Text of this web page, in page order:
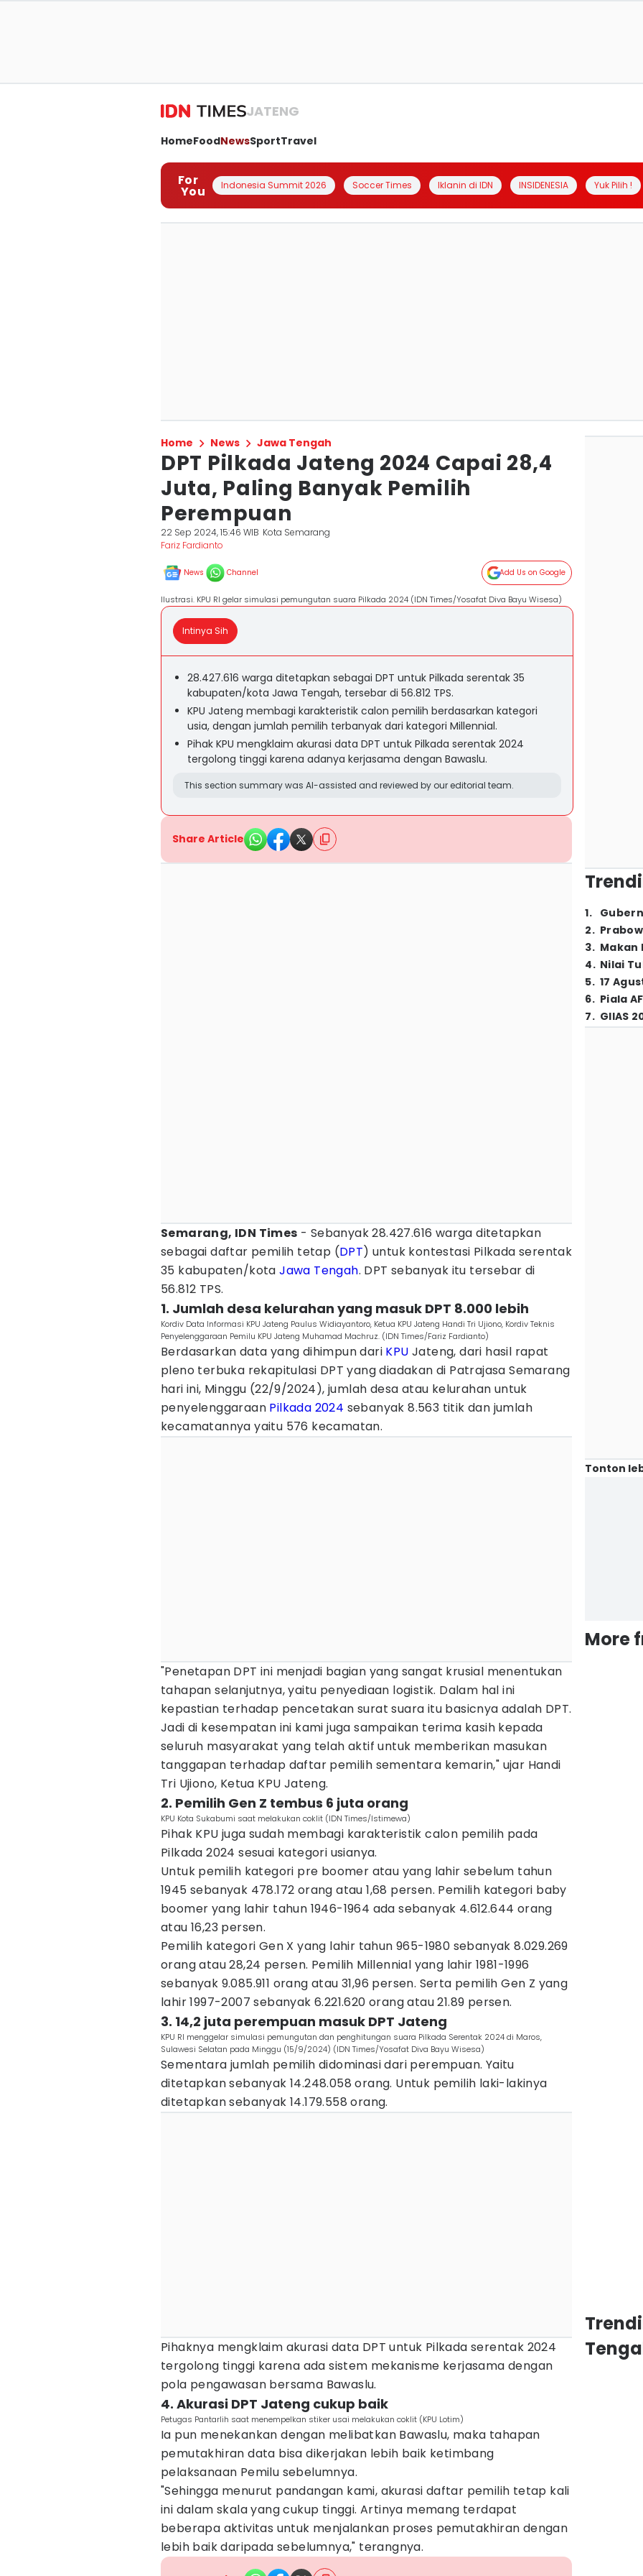
JATENG
HomeFoodNewsSportTravel
For
You Indonesia Summit 2026 Soccer Times Iklanin di IDN INSIDENESIA Yuk Pilih !
Home News Jawa Tengah
DPT Pilkada Jateng 2024 Capai 28,4
Juta, Paling Banyak Pemilih
Perempuan
22 Sep 2024, 15:46 WIB Kota Semarang
Fariz Fardianto
News Channel Add Us on Google
Ilustrasi. KPU RI gelar simulasi pemungutan suara Pilkada 2024 (IDN Times/Yosafat Diva Bayu Wisesa)
Intinya Sih
28.427.616 warga ditetapkan sebagai DPT untuk Pilkada serentak 35
kabupaten/kota Jawa Tengah, tersebar di 56.812 TPS.
KPU Jateng membagi karakteristik calon pemilih berdasarkan kategori
usia, dengan jumlah pemilih terbanyak dari kategori Millennial.
Pihak KPU mengklaim akurasi data DPT untuk Pilkada serentak 2024
tergolong tinggi karena adanya kerjasama dengan Bawaslu.
This section summary was AI-assisted and reviewed by our editorial team.
Share Article
Semarang, IDN Times - Sebanyak 28.427.616 warga ditetapkan
sebagai daftar pemilih tetap (DPT) untuk kontestasi Pilkada serentak
35 kabupaten/kotaJawa Tengah. DPT sebanyak itu tersebar di
56.812 TPS.
1. Jumlah desa kelurahan yang masuk DPT 8.000 lebih
Kordiv Data Informasi KPU Jateng Paulus Widiayantoro, Ketua KPU Jateng Handi Tri Ujiono, Kordiv Teknis
Penyelenggaraan Pemilu KPU Jateng Muhamad Machruz. (IDN Times/Fariz Fardianto)
Berdasarkan data yang dihimpun dari KPU Jateng, dari hasil rapat
pleno terbuka rekapitulasi DPT yang diadakan di Patrajasa Semarang
hari ini, Minggu (22/9/2024), jumlah desa atau kelurahan untuk
penyelenggaraan Pilkada 2024 sebanyak 8.563 titik dan jumlah
kecamatannya yaitu 576 kecamatan.
"Penetapan DPT ini menjadi bagian yang sangat krusial menentukan
tahapan selanjutnya, yaitu penyediaan logistik. Dalam hal ini
kepastian terhadap pencetakan surat suara itu basicnya adalah DPT.
Jadi di kesempatan ini kami juga sampaikan terima kasih kepada
seluruh masyarakat yang telah aktif untuk memberikan masukan
tanggapan terhadap daftar pemilih sementara kemarin," ujar Handi
Tri Ujiono, Ketua KPU Jateng.
2. Pemilih Gen Z tembus 6 juta orang
KPU Kota Sukabumi saat melakukan coklit (IDN Times/Istimewa)
Pihak KPU juga sudah membagi karakteristik calon pemilih pada
Pilkada 2024 sesuai kategori usianya.
Untuk pemilih kategori pre boomer atau yang lahir sebelum tahun
1945 sebanyak 478.172 orang atau 1,68 persen. Pemilih kategori baby
boomer yang lahir tahun 1946-1964 ada sebanyak 4.612.644 orang
atau 16,23 persen.
Pemilih kategori Gen X yang lahir tahun 965-1980 sebanyak 8.029.269
orang atau 28,24 persen. Pemilih Millennial yang lahir 1981-1996
sebanyak 9.085.911 orang atau 31,96 persen. Serta pemilih Gen Z yang
lahir 1997-2007 sebanyak 6.221.620 orang atau 21.89 persen.
3. 14,2 juta perempuan masuk DPT Jateng
KPU RI menggelar simulasi pemungutan dan penghitungan suara Pilkada Serentak 2024 di Maros,
Sulawesi Selatan pada Minggu (15/9/2024) (IDN Times/Yosafat Diva Bayu Wisesa)
Sementara jumlah pemilih didominasi dari perempuan. Yaitu
ditetapkan sebanyak 14.248.058 orang. Untuk pemilih laki-lakinya
ditetapkan sebanyak 14.179.558 orang.
Pihaknya mengklaim akurasi data DPT untuk Pilkada serentak 2024
tergolong tinggi karena ada sistem mekanisme kerjasama dengan
pola pengawasan bersama Bawaslu.
4. Akurasi DPT Jateng cukup baik
Petugas Pantarlih saat menempelkan stiker usai melakukan coklit (KPU Lotim)
Ia pun menekankan dengan melibatkan Bawaslu, maka tahapan
pemutakhiran data bisa dikerjakan lebih baik ketimbang
pelaksanaan Pemilu sebelumnya.
"Sehingga menurut pandangan kami, akurasi daftar pemilih tetap kali
ini dalam skala yang cukup tinggi. Artinya memang terdapat
beberapa aktivitas untuk menjalankan proses pemutakhiran dengan
lebih baik daripada sebelumnya," terangnya.
1.
2.
3. Makan
4. Nilai
5. 17
6. Piala
7. GIIAS
Tonton
More